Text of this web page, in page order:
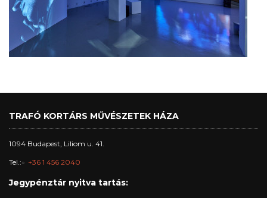
TRAFÓ KORTÁRS MŰVÉSZETEK HÁZA
1094 Budapest, Liliom u. 41.
Tel.: +36 1 456 2040
Jegypénztár nyitva tartás: